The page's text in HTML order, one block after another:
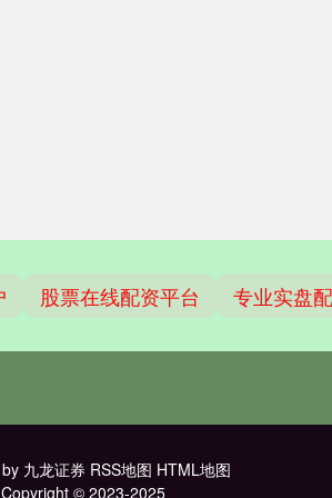
股票在线配资平台 专业实盘
九龙证券 RSS地图 HTML地图
Copyright © 2023-2025